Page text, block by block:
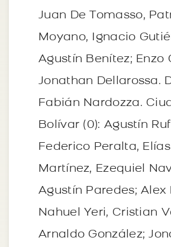
Juan De Tomasso,
Moyano, Ignacio
Agustín Benítez; Enzo
Jonathan Dellarossa.
Fabián Nardozza.
Bolívar (0): Agustín
Federico Peralta, Elías
Martínez, Ezequiel
Agustín Paredes; Alex
Nahuel Yeri, Cristian
Arnaldo González;